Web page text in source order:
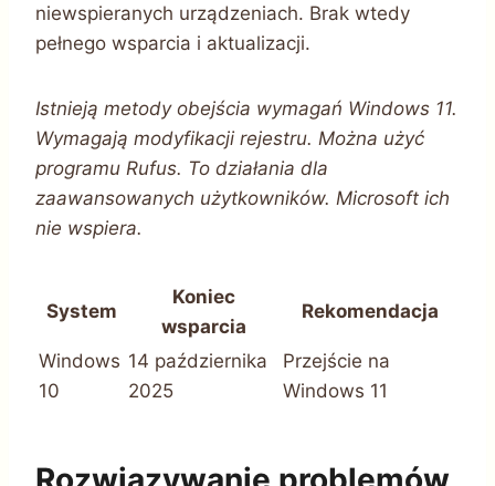
niewspieranych urządzeniach. Brak wtedy
pełnego wsparcia i aktualizacji.
Istnieją metody obejścia wymagań Windows 11.
Wymagają modyfikacji rejestru. Można użyć
programu Rufus. To działania dla
zaawansowanych użytkowników. Microsoft ich
nie wspiera.
System
Koniec
wsparcia
Rekomendacja
Windows
10
14 października
2025
Przejście na
Windows 11